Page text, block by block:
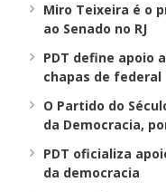
Miro Teixeira é o
ao Senado no RJ
PDT define apoio
chapas de
O Partido do
da Democracia,
PDT oficializa
da democracia